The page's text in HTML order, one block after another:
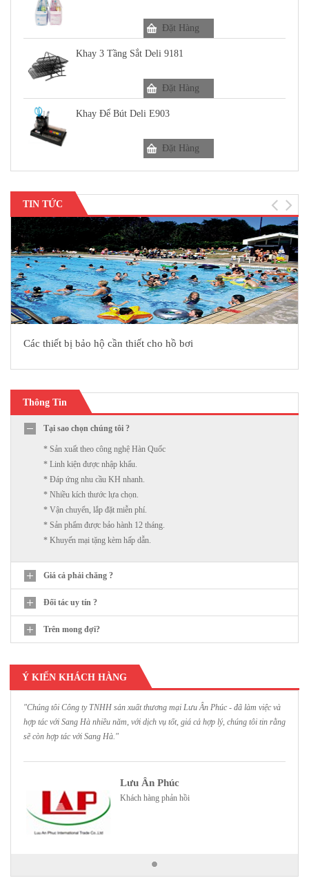
Đặt Hàng
Khay 3 Tầng Sắt Deli 9181
Đặt Hàng
Khay Để Bút Deli E903
Đặt Hàng
TIN TỨC
Các thiết bị bảo hộ cần thiết cho hồ bơi
Thông Tin
Tại sao chọn chúng tôi ?
* Sản xuất theo công nghệ Hàn Quốc
* Linh kiện được nhập khẩu.
* Đáp ứng nhu cầu KH nhanh.
* Nhiều kích thước lựa chọn.
* Vận chuyển, lắp đặt miễn phí.
* Sản phẩm được bảo hành 12 tháng.
* Khuyến mại tặng kèm hấp dẫn.
Giá cả phải chăng ?
Đối tác uy tín ?
Trên mong đợi?
Ý KIẾN KHÁCH HÀNG
"Chúng tôi Công ty TNHH sản xuất thương mại Lưu Ân Phúc - đã làm việc và
hợp tác với Sang Hà nhiều năm, với dịch vụ tốt, giá cả hợp lý, chúng tôi tin rằng
sẽ còn hợp tác với Sang Hà."
Lưu Ân Phúc
Khách hàng phản hồi